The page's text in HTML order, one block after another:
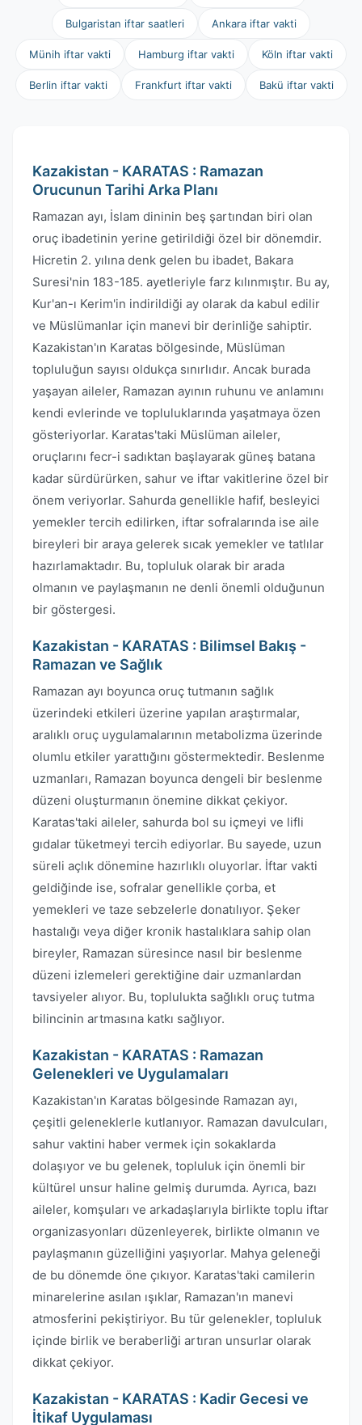
Bulgaristan iftar saatleri Ankara iftar vakti
Münih iftar vakti Hamburg iftar vakti Köln iftar vakti
Berlin iftar vakti Frankfurt iftar vakti Bakü iftar vakti
Kazakistan - KARATAS : Ramazan
Orucunun Tarihi Arka Planı
Ramazan ayı, İslam dininin beş şartından biri olan
oruç ibadetinin yerine getirildiği özel bir dönemdir.
Hicretin 2. yılına denk gelen bu ibadet, Bakara
Suresi'nin 183-185. ayetleriyle farz kılınmıştır. Bu ay,
Kur'an-ı Kerim'in indirildiği ay olarak da kabul edilir
ve Müslümanlar için manevi bir derinliğe sahiptir.
Kazakistan'ın Karatas bölgesinde, Müslüman
topluluğun sayısı oldukça sınırlıdır. Ancak burada
yaşayan aileler, Ramazan ayının ruhunu ve anlamını
kendi evlerinde ve topluluklarında yaşatmaya özen
gösteriyorlar. Karatas'taki Müslüman aileler,
oruçlarını fecr-i sadıktan başlayarak güneş batana
kadar sürdürürken, sahur ve iftar vakitlerine özel bir
önem veriyorlar. Sahurda genellikle hafif, besleyici
yemekler tercih edilirken, iftar sofralarında ise aile
bireyleri bir araya gelerek sıcak yemekler ve tatlılar
hazırlamaktadır. Bu, topluluk olarak bir arada
olmanın ve paylaşmanın ne denli önemli olduğunun
bir göstergesi.
Kazakistan - KARATAS : Bilimsel Bakış -
Ramazan ve Sağlık
Ramazan ayı boyunca oruç tutmanın sağlık
üzerindeki etkileri üzerine yapılan araştırmalar,
aralıklı oruç uygulamalarının metabolizma üzerinde
olumlu etkiler yarattığını göstermektedir. Beslenme
uzmanları, Ramazan boyunca dengeli bir beslenme
düzeni oluşturmanın önemine dikkat çekiyor.
Karatas'taki aileler, sahurda bol su içmeyi ve lifli
gıdalar tüketmeyi tercih ediyorlar. Bu sayede, uzun
süreli açlık dönemine hazırlıklı oluyorlar. İftar vakti
geldiğinde ise, sofralar genellikle çorba, et
yemekleri ve taze sebzelerle donatılıyor. Şeker
hastalığı veya diğer kronik hastalıklara sahip olan
bireyler, Ramazan süresince nasıl bir beslenme
düzeni izlemeleri gerektiğine dair uzmanlardan
tavsiyeler alıyor. Bu, toplulukta sağlıklı oruç tutma
bilincinin artmasına katkı sağlıyor.
Kazakistan - KARATAS : Ramazan
Gelenekleri ve Uygulamaları
Kazakistan'ın Karatas bölgesinde Ramazan ayı,
çeşitli geleneklerle kutlanıyor. Ramazan davulcuları,
sahur vaktini haber vermek için sokaklarda
dolaşıyor ve bu gelenek, topluluk için önemli bir
kültürel unsur haline gelmiş durumda. Ayrıca, bazı
aileler, komşuları ve arkadaşlarıyla birlikte toplu iftar
organizasyonları düzenleyerek, birlikte olmanın ve
paylaşmanın güzelliğini yaşıyorlar. Mahya geleneği
de bu dönemde öne çıkıyor. Karatas'taki camilerin
minarelerine asılan ışıklar, Ramazan'ın manevi
atmosferini pekiştiriyor. Bu tür gelenekler, topluluk
içinde birlik ve beraberliği artıran unsurlar olarak
dikkat çekiyor.
Kazakistan - KARATAS : Kadir Gecesi ve
İtikaf Uygulaması